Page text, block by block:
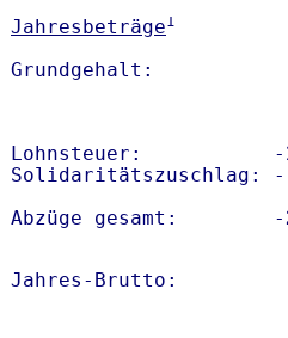
Jahresbeträge1
Lohnsteuer:           -
Solidaritätszuschlag: -
Abzüge gesamt:        -
Jahres-